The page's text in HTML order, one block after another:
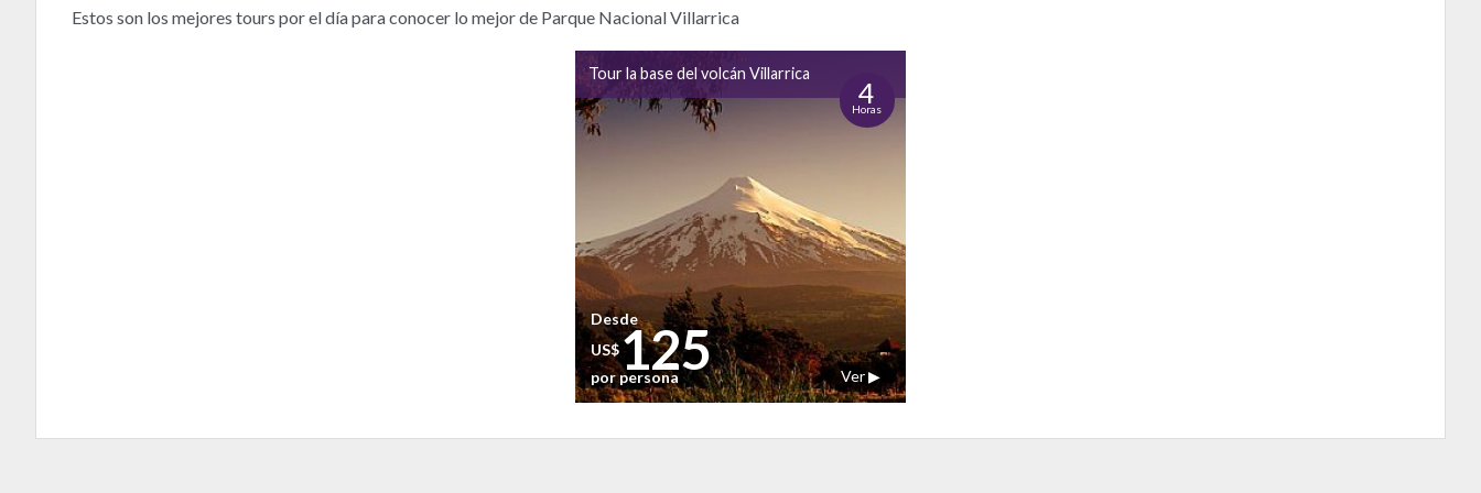
Estos son los mejores tours por el día para conocer lo mejor de Parque Nacional Villarrica
Tour la base del volcán Villarrica
4
Horas
Ver ▶
Desde
US$125
por persona